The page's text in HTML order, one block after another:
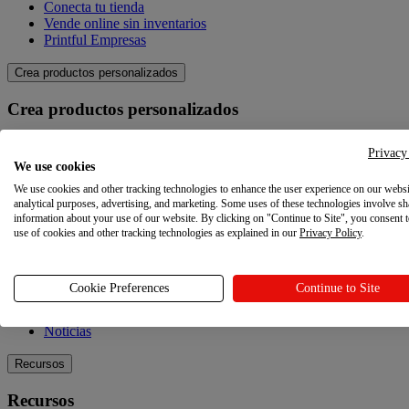
Conecta tu tienda
Vende online sin inventarios
Printful Empresas
Crea productos personalizados
Crea productos personalizados
Crea tus propios productos
Creador de diseños
Explora
Blog
Noticias
Recursos
Recursos
We use cookies
We use cookies and other tracking technologies to enhance the user experience on our
analytical purposes, advertising, and marketing. Some uses of these technologies involve
information about your use of our website. By clicking on "Continue to Site", you consent
use of cookies and other tracking technologies as explained in our Privacy Policy.
Cookie Preferences Continue to Site